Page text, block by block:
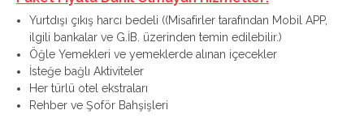
Yurtdışı çıkış harcı bedeli ((Misafirler tarafından Mobil APP,
ilgili bankalar ve G.İB. üzerinden temin edilebilir.)
Öğle Yemekleri ve yemeklerde alınan içecekler
İsteğe bağlı Aktiviteler
Her türlü otel ekstraları
Rehber ve Şoför Bahşişleri